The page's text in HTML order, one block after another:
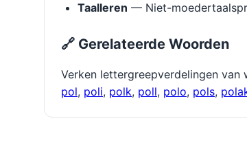
Taalleren — Niet-
🔗 Gerelateerde Woorden
Verken lettergreepverdelingen van
pol, poli, polk, poll, polo, pols,